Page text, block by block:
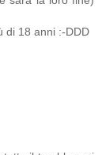
di 18 anni :-DDD